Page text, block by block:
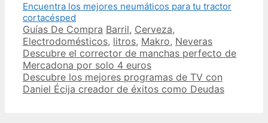
Encuentra los mejores neumáticos para tu tractor
cortacésped
Categories
Guías De Compra Tags
Barril, Cerveza,
Electrodomésticos, litros, Makro, Neveras
Post
navigation
Descubre el corrector de manchas perfecto de
Mercadona por solo 4 euros
Descubre los mejores programas de TV con
Daniel Écija creador de éxitos como Deudas